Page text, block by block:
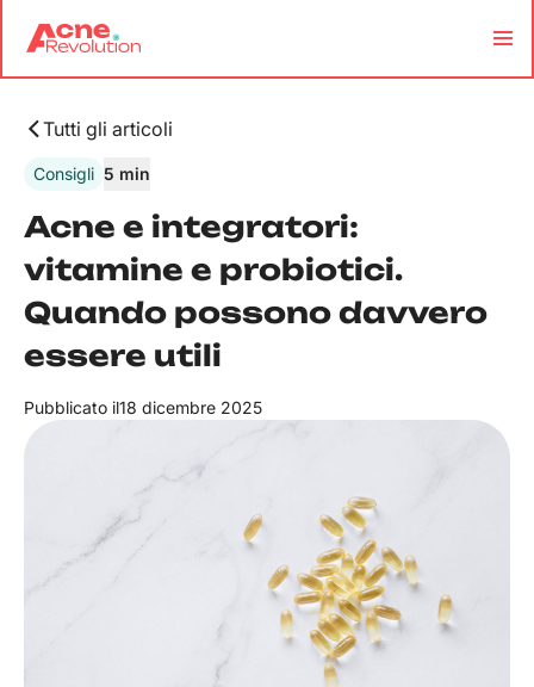
Tutti gli articoli
Consigli 5 min
Acne e integratori:
vitamine e probiotici.
Quando possono davvero
essere utili
Pubblicato il18 dicembre 2025